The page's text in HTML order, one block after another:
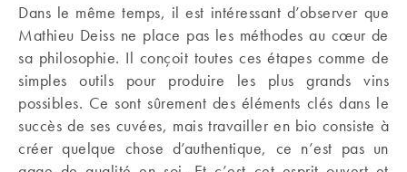
Dans le même temps, il est intéressant d’observer que
Mathieu Deiss ne place pas les méthodes au cœur de
sa philosophie. Il conçoit toutes ces étapes comme de
simples outils pour produire les plus grands vins
possibles. Ce sont sûrement des éléments clés dans le
succès de ses cuvées, mais travailler en bio consiste à
créer quelque chose d’authentique, ce n’est pas un